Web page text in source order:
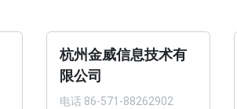
杭州金威信息技术有
限公司
电话 86-571-88262902